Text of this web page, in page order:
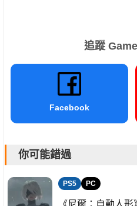
追蹤
Facebook
你可能錯過
PS5 PC